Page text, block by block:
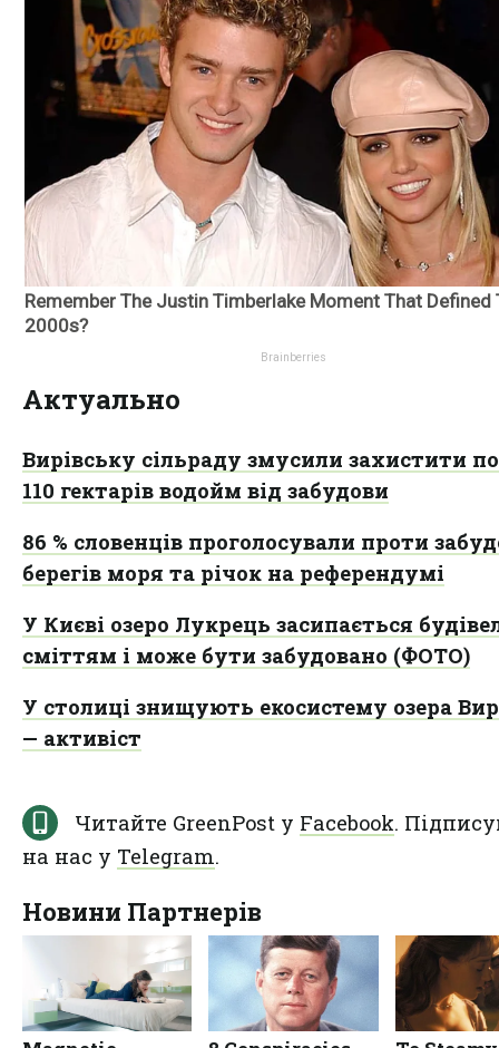
Актуально
Вирівську сільраду змусили захистити
110 гектарів водойм від забудови
86 % словенців проголосували проти
берегів моря та річок на референдумі
У Києві озеро Лукрець засипається
сміттям і може бути забудовано (ФОТО)
У столиці знищують екосистему озера
— активіст
Читайте GreenPost у Facebook.
на нас у Telegram.